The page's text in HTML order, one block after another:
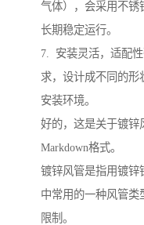
气体），会采用不锈
长期稳定运行。
7. 安装灵活，适配
求，设计成不同的形
安装环境。
好的，这是关于镀锌
Markdown格式。
镀锌风管是指用镀锌
中常用的一种风管类
限制。